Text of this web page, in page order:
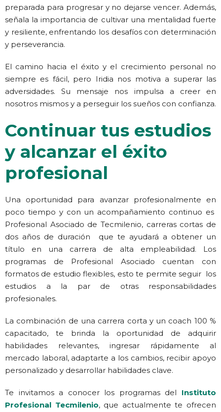
preparada para progresar y no dejarse vencer. Además,
señala la importancia de cultivar una mentalidad fuerte
y resiliente, enfrentando los desafíos con determinación
y perseverancia.
El camino hacia el éxito y el crecimiento personal no
siempre es fácil, pero Iridia nos motiva a superar las
adversidades. Su mensaje nos impulsa a creer en
nosotros mismos y a perseguir los sueños con confianza.
Continuar tus estudios
y alcanzar el éxito
profesional
Una oportunidad para avanzar profesionalmente en
poco tiempo y con un acompañamiento continuo es
Profesional Asociado de Tecmilenio, carreras cortas de
dos años de duración que te ayudará a obtener un
título en una carrera de alta empleabilidad. Los
programas de Profesional Asociado cuentan con
formatos de estudio flexibles, esto te permite seguir los
estudios a la par de otras responsabilidades
profesionales.
La combinación de una carrera corta y un coach 100 %
capacitado, te brinda la oportunidad de adquirir
habilidades relevantes, ingresar rápidamente al
mercado laboral, adaptarte a los cambios, recibir apoyo
personalizado y desarrollar habilidades clave.
Te invitamos a conocer los programas del Instituto
Profesional Tecmilenio, que actualmente te ofrecen